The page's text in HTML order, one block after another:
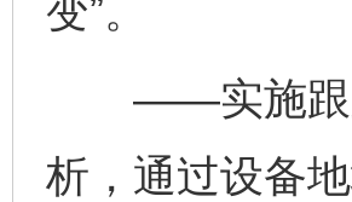
变”。
——实施跟踪
析，通过设备